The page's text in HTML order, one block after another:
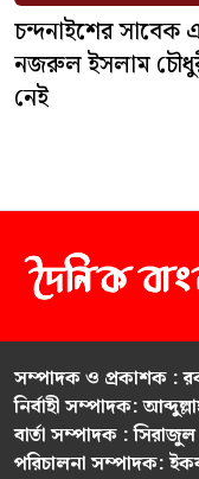
চন্দনাইশের সাবেক
নজরুল ইসলাম
নেই
সম্পাদক ও প্রকাশক :
নির্বাহী সম্পাদক:
বার্তা সম্পাদক :
পরিচালনা সম্পাদক: